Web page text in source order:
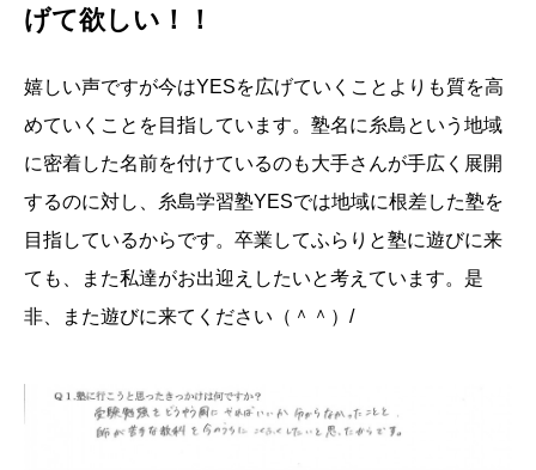
げて欲しい！！
嬉しい声ですが今はYESを広げていくことよりも質を高
めていくことを目指しています。塾名に糸島という地域
に密着した名前を付けているのも大手さんが手広く展開
するのに対し、糸島学習塾YESでは地域に根差した塾を
目指しているからです。卒業してふらりと塾に遊びに来
ても、また私達がお出迎えしたいと考えています。是
非、また遊びに来てください（＾＾）/